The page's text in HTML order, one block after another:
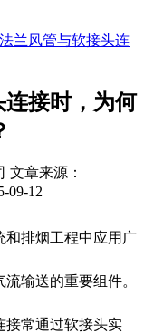
兰风管与软接头连
接时，为何
文章来源：
09-12
和排烟工程中应用广
输送的重要组件。
接常通过软接头实